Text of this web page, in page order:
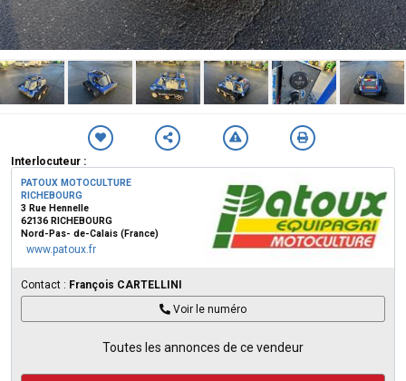
Interlocuteur :
PATOUX MOTOCULTURE
RICHEBOURG
3 Rue Hennelle
62136 RICHEBOURG
Nord-Pas- de-Calais (France)
www.patoux.fr
Contact : François CARTELLINI
Voir le numéro
Toutes les annonces de ce vendeur